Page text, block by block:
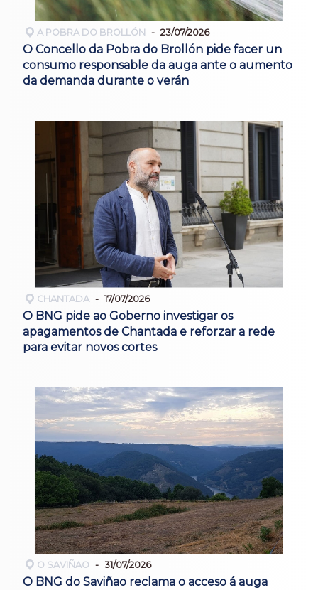
A POBRA DO BROLLÓN 23/07/2026
O Concello da Pobra do Brollón pide facer un
consumo responsable da auga ante o aumento
da demanda durante o verán
CHANTADA 17/07/2026
O BNG pide ao Goberno investigar os
apagamentos de Chantada e reforzar a rede
para evitar novos cortes
O SAVIÑAO 31/07/2026
O BNG do Saviñao reclama o acceso á auga